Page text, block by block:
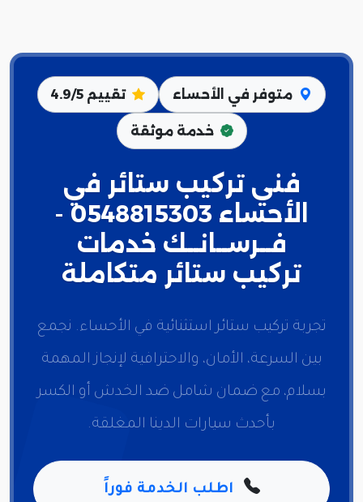
متوفر في الأحساء تقييم 4.9/5
خدمة موثقة
فني تركيب ستائر في
الأحساء 0548815303 -
فــرســانــك خدمات
تركيب ستائر متكاملة
تجربة تركيب ستائر استثنائية في الأحساء. نجمع
بين السرعة، الأمان، والاحترافية لإنجاز المهمة
بسلام، مع ضمان شامل ضد الخدش أو الكسر
بأحدث سيارات الدينا المغلقة.
اطلب الخدمة فوراً